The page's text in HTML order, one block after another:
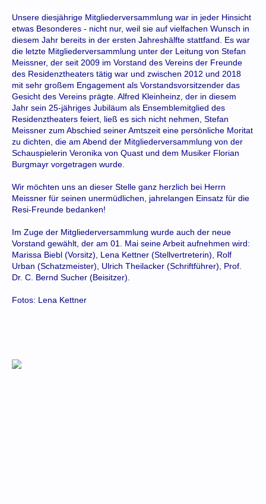
Unsere diesjährige Mitgliederversammlung war in jeder Hinsicht
etwas Besonderes - nicht nur, weil sie auf vielfachen Wunsch in
diesem Jahr bereits in der ersten Jahreshälfte stattfand. Es war
die letzte Mitgliederversammlung unter der Leitung von Stefan
Meissner, der seit 2009 im Vorstand des Vereins der Freunde
des Residenztheaters tätig war und zwischen 2012 und 2018
mit sehr großem Engagement als Vorstandsvorsitzender das
Gesicht des Vereins prägte. Alfred Kleinheinz, der in diesem
Jahr sein 25-jähriges Jubiläum als Ensemblemitglied des
Residenztheaters feiert, ließ es sich nicht nehmen, Stefan
Meissner zum Abschied seiner Amtszeit eine persönliche Moritat
zu dichten, die am Abend der Mitgliederversammlung von der
Schauspielerin Veronika von Quast und dem Musiker Florian
Burgmayr vorgetragen wurde.
Wir möchten uns an dieser Stelle ganz herzlich bei Herrn
Meissner für seinen unermüdlichen, jahrelangen Einsatz für die
Resi-Freunde bedanken!
Im Zuge der Mitgliederversammlung wurde auch der neue
Vorstand gewählt, der am 01. Mai seine Arbeit aufnehmen wird:
Marissa Biebl (Vorsitz), Lena Kettner (Stellvertreterin), Rolf
Urban (Schatzmeister), Ulrich Theilacker (Schriftführer), Prof.
Dr. C. Bernd Sucher (Beisitzer).
Fotos: Lena Kettner